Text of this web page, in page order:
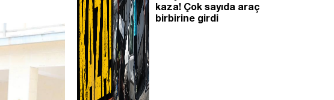
kaza! Çok sayıda araç
birbirine girdi